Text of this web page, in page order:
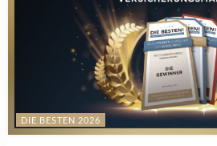
DIE BESTEN 2026